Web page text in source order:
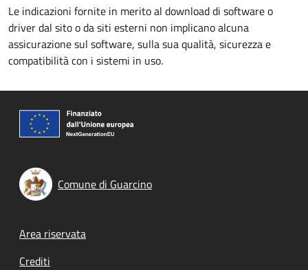
Le indicazioni fornite in merito al download di software o
driver dal sito o da siti esterni non implicano alcuna
assicurazione sul software, sulla sua qualità, sicurezza e
compatibilità con i sistemi in uso.
Comune di Guarcino
Footer menu
Area riservata
Crediti